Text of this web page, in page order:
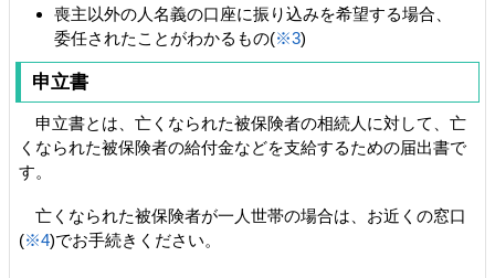
喪主以外の人名義の口座に振り込みを希望する場合、
委任されたことがわかるもの(※3)
申立書
申立書とは、亡くなられた被保険者の相続人に対して、亡
くなられた被保険者の給付金などを支給するための届出書で
す。
亡くなられた被保険者が一人世帯の場合は、お近くの窓口
(※4)でお手続きください。